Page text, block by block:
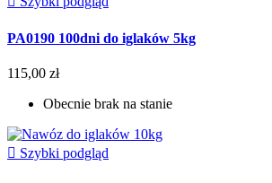
PA0190 100dni do iglaków 5kg
115,00 zł
Obecnie brak na stanie
 Szybki podgląd